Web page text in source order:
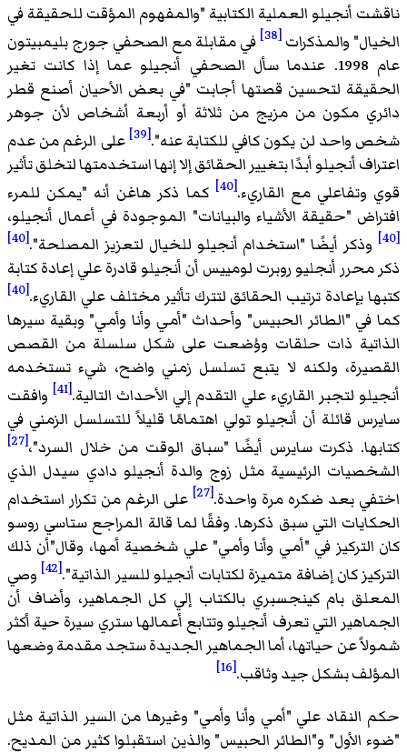
أنجيلو العملية الكتابية "والمفهوم المؤقت للحقيقة في
والمذكرات[38]
في مقابلة مع الصحفي جورج بليمبيتون
عام 1998. عندما سأل الصحفي أنجيلو عما إذا كانت تغير
لتحسين قصتها أجابت "في بعض الأحيان أصنع قطر
مكون من مزيج من ثلاثة أو أربعة أشخاص لأن جوهر
لن يكون كافي للكتابة عنه". [39]
على الرغم من عدم
أنجيلو أبدًا بتغيير الحقائق إلا إنها استخدمتها لتخلق تأثير
مع القاريء.[40]
كما ذكر هاغن أنه "يمكن للمرء
"حقيقة الأشياء والبيانات" الموجودة في أعمال أنجيلو،
أيضًا "استخدام أنجيلو للخيال لتعزيز المصلحة".
أنجليو روبرت لومييس أن أنجيلو قادرة علي إعادة كتابة
بإعادة ترتيب الحقائق لتترك تأثير مختلف علي القاريء.[40]
"الطائر الحبيس" وأحداث "أمي وأنا وأمي" وبقية سيرها
ذات حلقات ووُضعت على شكل سلسلة من القصص
ولكنه لا يتبع تسلسل زمني واضح، شيء تستخدمه
لتجبر القاريء علي التقدم إلي الأحداث التالية.[41]
وافقت
قائلة أن أنجيلو تولي اهتمامًا قليلاً للتسلسل الزمني في
ذكرت سايرس أيضًا "سباق الوقت من خلال السرد"،
الرئيسية مثل زوج والدة أنجيلو دادي سيدل الذي
بعد ضكره مرة واحدة.
على الرغم من تكرار استخدام
التي سبق ذكرها. وفقًا لما قالة المراجع ستاسي روسو
في "أمي وأنا وأمي" علي شخصية أمها، وقال"أن ذلك
كان إضافة متميزة لكتابات أنجيلو للسير الذاتية".[42]
وصي
بام كينجسبري بالكتاب إلي كل الجماهير، وأضاف أن
التي تعرف أنجيلو وتتابع أعمالها ستري سيرة حية أكثر
عن حياتها، أما الجماهير الجديدة ستجد مقدمة وضعها
بشكل جيد وثاقب.[16]
علي "أمي وأنا وأمي" وغيرها من السير الذاتية مثل
الأول" و"الطائر الحبيس" والذين استقبلوا كثير من المديح.